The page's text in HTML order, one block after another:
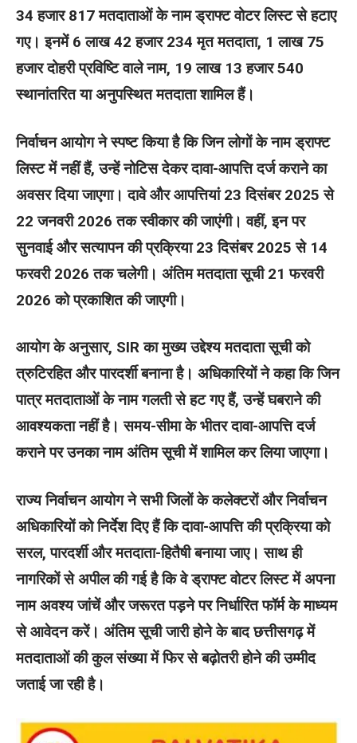
34 हजार 817 मतदाताओं के नाम ड्राफ्ट वोटर लिस्ट से हटाए
गए। इनमें 6 लाख 42 हजार 234 मृत मतदाता, 1 लाख 75
हजार दोहरी प्रविष्टि वाले नाम, 19 लाख 13 हजार 540
स्थानांतरित या अनुपस्थित मतदाता शामिल हैं।
निर्वाचन आयोग ने स्पष्ट किया है कि जिन लोगों के नाम ड्राफ्ट
लिस्ट में नहीं हैं, उन्हें नोटिस देकर दावा-आपत्ति दर्ज कराने का
अवसर दिया जाएगा। दावे और आपत्तियां 23 दिसंबर 2025 से
22 जनवरी 2026 तक स्वीकार की जाएंगी। वहीं, इन पर
सुनवाई और सत्यापन की प्रक्रिया 23 दिसंबर 2025 से 14
फरवरी 2026 तक चलेगी। अंतिम मतदाता सूची 21 फरवरी
2026 को प्रकाशित की जाएगी।
आयोग के अनुसार, SIR का मुख्य उद्देश्य मतदाता सूची को
त्रुटिरहित और पारदर्शी बनाना है। अधिकारियों ने कहा कि जिन
पात्र मतदाताओं के नाम गलती से हट गए हैं, उन्हें घबराने की
आवश्यकता नहीं है। समय-सीमा के भीतर दावा-आपत्ति दर्ज
कराने पर उनका नाम अंतिम सूची में शामिल कर लिया जाएगा।
राज्य निर्वाचन आयोग ने सभी जिलों के कलेक्टरों और निर्वाचन
अधिकारियों को निर्देश दिए हैं कि दावा-आपत्ति की प्रक्रिया को
सरल, पारदर्शी और मतदाता-हितैषी बनाया जाए। साथ ही
नागरिकों से अपील की गई है कि वे ड्राफ्ट वोटर लिस्ट में अपना
नाम अवश्य जांचें और जरूरत पड़ने पर निर्धारित फॉर्म के माध्यम
से आवेदन करें। अंतिम सूची जारी होने के बाद छत्तीसगढ़ में
मतदाताओं की कुल संख्या में फिर से बढ़ोतरी होने की उम्मीद
जताई जा रही है।